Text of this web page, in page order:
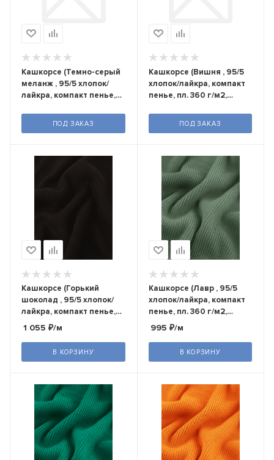
Кашкорсе (Темно-серый
меланж , 95/5 хлопок/
лайкра, компакт пенье,
ПОД ЗАКАЗ
Кашкорсе (Вишня , 95/5
хлопок/лайкра, компакт
пенье, пл. 360 г/м2,
ПОД ЗАКАЗ
Кашкорсе (Горький
шоколад , 95/5 хлопок/
лайкра, компакт пенье,
пл. 420 г/м2, шир.120 см)
1 055 ₽/м
В КОРЗИНУ
Кашкорсе (Лавр , 95/5
хлопок/лайкра, компакт
пенье, пл. 360 г/м2,
шир.120 см)
995 ₽/м
В КОРЗИНУ